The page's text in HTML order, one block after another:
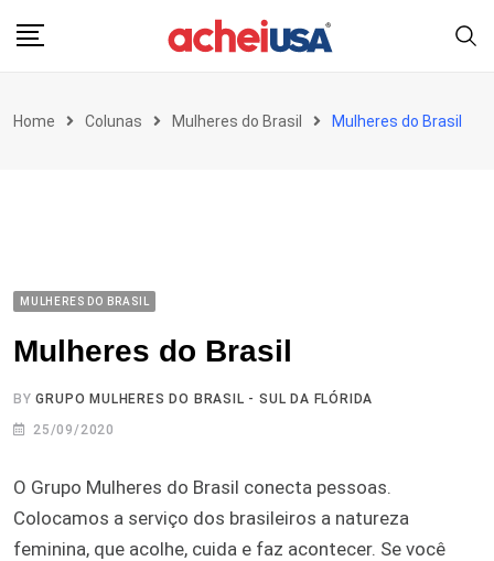
Home Colunas Mulheres do Brasil Mulheres do Brasil
MULHERES DO BRASIL
Mulheres do Brasil
BYGRUPO MULHERES DO BRASIL - SUL DA FLÓRIDA
25/09/2020
O Grupo Mulheres do Brasil conecta pessoas.
Colocamos a serviço dos brasileiros a natureza
feminina, que acolhe, cuida e faz acontecer. Se você